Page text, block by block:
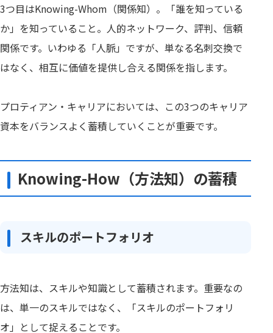
3つ目はKnowing-Whom（関係知）。「誰を知っている
か」を知っていること。人的ネットワーク、評判、信頼
関係です。いわゆる「人脈」ですが、単なる名刺交換で
はなく、相互に価値を提供し合える関係を指します。
プロティアン・キャリアにおいては、この3つのキャリア
資本をバランスよく蓄積していくことが重要です。
Knowing-How（方法知）の蓄積
スキルのポートフォリオ
方法知は、スキルや知識として蓄積されます。重要なの
は、単一のスキルではなく、「スキルのポートフォリ
オ」として捉えることです。